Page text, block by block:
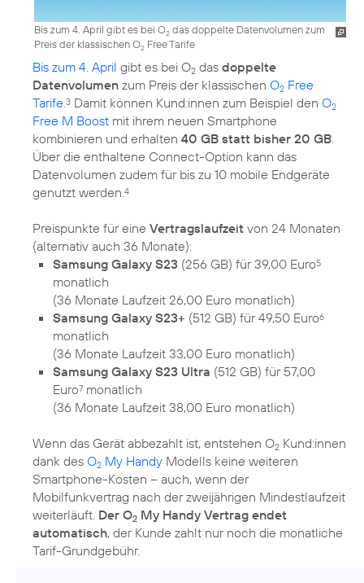
Bis zum 4. April gibt es bei O2 das doppelte Datenvolumen zum
Preis der klassischen O2 Free Tarife
Bis zum 4. April gibt es bei O2 das doppelte
Datenvolumen zum Preis der klassischen O2 Free
Tarife.3 Damit können Kund:innen zum Beispiel den O2
Free M Boost mit ihrem neuen Smartphone
kombinieren und erhalten 40 GB statt bisher 20 GB.
Über die enthaltene Connect-Option kann das
Datenvolumen zudem für bis zu 10 mobile Endgeräte
genutzt werden.4
Preispunkte für eine Vertragslaufzeit von 24 Monaten
Samsung Galaxy S23 (256 GB) für 39,00 Euro5
monatlich
(36 Monate Laufzeit 26,00 Euro monatlich)
Samsung Galaxy S23+ (512 GB) für 49,50 Euro6
monatlich
(36 Monate Laufzeit 33,00 Euro monatlich)
Samsung Galaxy S23 Ultra (512 GB) für 57,00
Euro7 monatlich
(36 Monate Laufzeit 38,00 Euro monatlich)
Wenn das Gerät abbezahlt ist, entstehen O2 Kund:innen
dank des O2 My Handy Modells keine weiteren
Smartphone-Kosten – auch, wenn der
Mobilfunkvertrag nach der zweijährigen Mindestlaufzeit
weiterläuft. Der O2 My Handy Vertrag endet
automatisch, der Kunde zahlt nur noch die monatliche